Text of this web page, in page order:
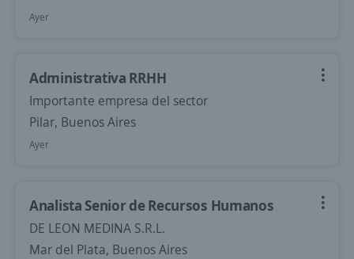
Ayer
Administrativa RRHH
Importante empresa del sector
Pilar, Buenos Aires
Ayer
Analista Senior de Recursos Humanos
DE LEON MEDINA S.R.L.
Mar del Plata, Buenos Aires